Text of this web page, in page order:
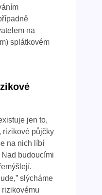
na
splátkovém
jen to,
rizikové půjčky
na nich líbí
budoucími
slýcháme